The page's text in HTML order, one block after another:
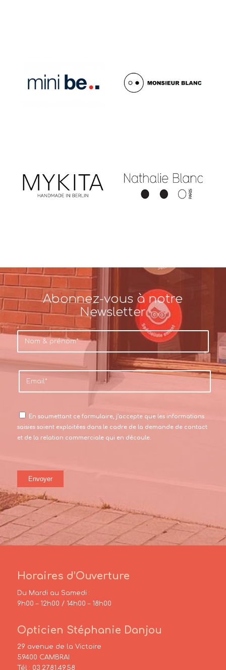
Abonnez-vous à notre
Newsletter
En soumettant ce formulaire, j’accepte que les informations
saisies soient exploitées dans le cadre de la demande de contact
et de la relation commerciale qui en découle.
Horaires d’Ouverture
Du Mardi au Samedi :
9h00 – 12h00 / 14h00 – 18h00
Opticien Stéphanie Danjou
29 avenue de la Victoire
59400 CAMBRAI
Tél : 03.27.81.49.58